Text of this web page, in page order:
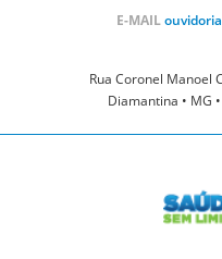
E-MAIL
Rua Coronel Manoel
Diamantina • MG